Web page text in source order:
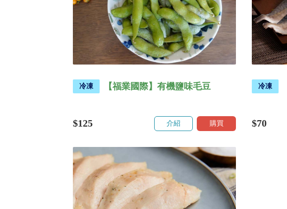
冷凍 【福業國際】有機鹽味毛豆
$125 介紹 購買
冷凍
$70